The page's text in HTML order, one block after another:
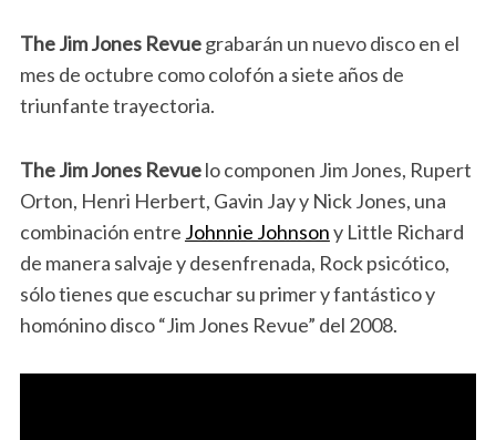
The Jim Jones Revuegrabarán un nuevo disco en el
mes de octubre como colofón a siete años de
triunfante trayectoria.
The Jim Jones Revuelo componen Jim Jones, Rupert
Orton, Henri Herbert, Gavin Jay y Nick Jones, una
combinación entre Johnnie Johnsony Little Richard
de manera salvaje y desenfrenada, Rock psicótico,
sólo tienes que escuchar su primer y fantástico y
homónino disco “Jim Jones Revue” del 2008.